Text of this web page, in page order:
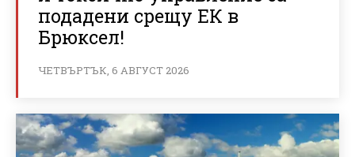
подадени срещу ЕК в
Брюксел!
ЧЕТВЪРТЪК, 6 АВГУСТ 2026